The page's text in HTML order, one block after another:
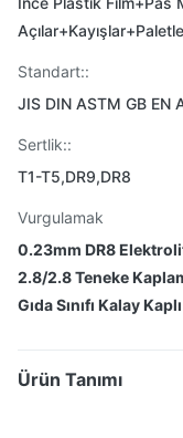
Standart::
JIS DIN ASTM GB EN
Sertlik::
T1-T5,DR9,DR8
Vurgulamak
0.23mm DR8
2.8/2.8 Teneke
Gıda Sınıfı Kalay
Ürün Tanımı